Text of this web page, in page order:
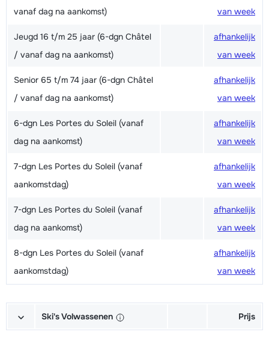
vanaf dag na aankomst)
van week
Jeugd 16 t/m 25 jaar (6-dgn Châtel
/ vanaf dag na aankomst)
afhankelijk
van week
Senior 65 t/m 74 jaar (6-dgn Châtel
/ vanaf dag na aankomst)
afhankelijk
van week
6-dgn Les Portes du Soleil (vanaf
dag na aankomst)
afhankelijk
van week
7-dgn Les Portes du Soleil (vanaf
aankomstdag)
afhankelijk
van week
7-dgn Les Portes du Soleil (vanaf
dag na aankomst)
afhankelijk
van week
8-dgn Les Portes du Soleil (vanaf
aankomstdag)
afhankelijk
van week
Ski's Volwassenen Prijs